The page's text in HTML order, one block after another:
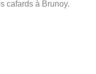
cafards à Brunoy.